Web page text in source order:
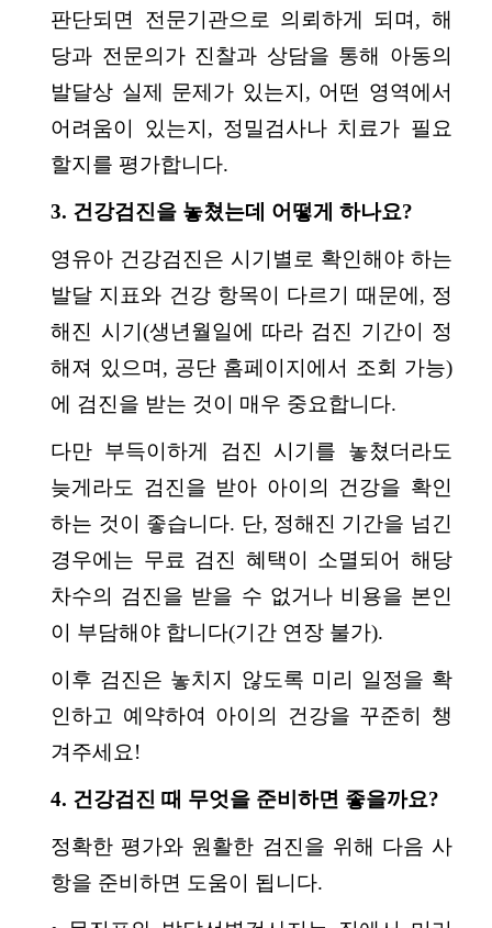
판단되면 전문기관으로 의뢰하게 되며, 해
당과 전문의가 진찰과 상담을 통해 아동의
발달상 실제 문제가 있는지, 어떤 영역에서
어려움이 있는지, 정밀검사나 치료가 필요
할지를 평가합니다.
3. 건강검진을 놓쳤는데 어떻게 하나요?
영유아 건강검진은 시기별로 확인해야 하는
발달 지표와 건강 항목이 다르기 때문에, 정
해진 시기(생년월일에 따라 검진 기간이 정
해져 있으며, 공단 홈페이지에서 조회 가능)
에 검진을 받는 것이 매우 중요합니다.
다만 부득이하게 검진 시기를 놓쳤더라도
늦게라도 검진을 받아 아이의 건강을 확인
하는 것이 좋습니다. 단, 정해진 기간을 넘긴
경우에는 무료 검진 혜택이 소멸되어 해당
차수의 검진을 받을 수 없거나 비용을 본인
이 부담해야 합니다(기간 연장 불가).
이후 검진은 놓치지 않도록 미리 일정을 확
인하고 예약하여 아이의 건강을 꾸준히 챙
겨주세요!
4. 건강검진 때 무엇을 준비하면 좋을까요?
정확한 평가와 원활한 검진을 위해 다음 사
항을 준비하면 도움이 됩니다.